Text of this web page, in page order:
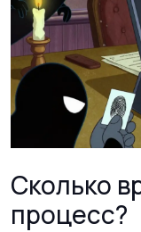
Сколько
процесс?